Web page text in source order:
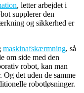
, letter arbejdet i
supplerer den
og sikkerhed er
maskinafskærmning, så
om side med den
robot, kan man
det uden de samme
robotløsninger.